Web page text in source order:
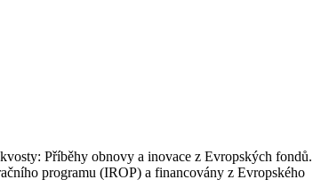
Příběhy obnovy a inovace z Evropských fondů.
programu (IROP) a financovány z Evropského